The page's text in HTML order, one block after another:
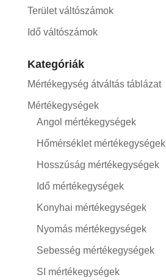
Terület váltószámok
Idő váltószámok
Kategóriák
Mértékegység átváltás táblázat
Mértékegységek
Angol mértékegységek
Hőmérséklet mértékegységek
Hosszúság mértékegységek
Idő mértékegységek
Konyhai mértékegységek
Nyomás mértékegységek
Sebesség mértékegységek
SI mértékegységek